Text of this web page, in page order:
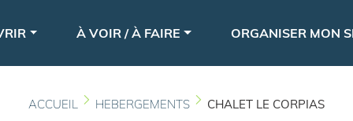
au
principal
À VOIR / À FAIRE ORGANISER MON
ACCUEIL HEBERGEMENTS CHALET LE CORPIAS